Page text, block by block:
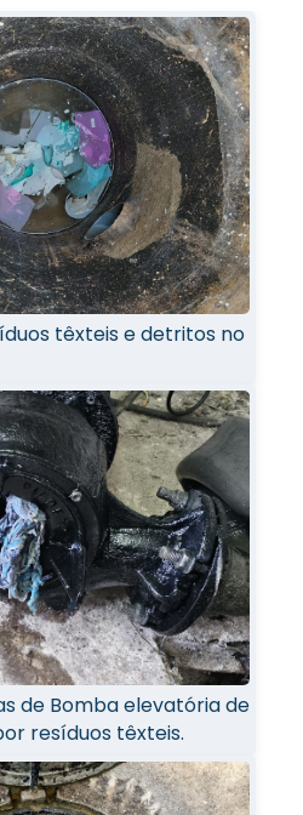
têxteis e detritos no
de Bomba elevatória de
resíduos têxteis.